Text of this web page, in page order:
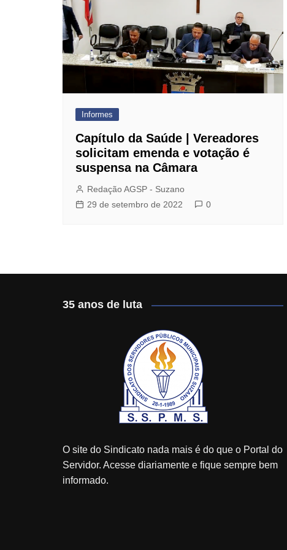
Farmácia de Manipulação
GBOEX – Previdência e
Seguros
Jurídico
Mafisa Turismo
Mogidonto
New Saúde Leader
Óticas Carol
Informes
Capítulo da Saúde | Vereadores
solicitam emenda e votação é
suspensa na Câmara
Redação AGSP - Suzano
29 de setembro de 2022
0
35 anos de luta
O site do Sindicato nada mais é do que o Portal do
Servidor. Acesse diariamente e fique sempre bem
informado.